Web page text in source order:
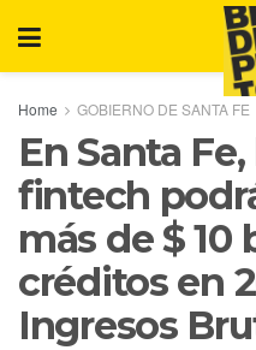
Home GOBIERNO DE SANTA FE
En Santa
fintech
más de $ 10
créditos en
Ingresos